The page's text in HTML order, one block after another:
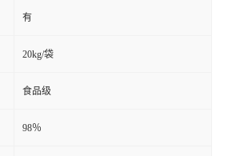
有
20kg/袋
食品级
98％